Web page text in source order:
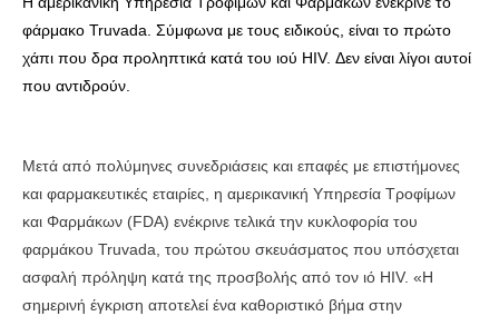
φάρμακο Truvada. Σύμφωνα με τους ειδικούς, είναι το πρώτο
χάπι που δρα προληπτικά κατά του ιού HIV. Δεν είναι λίγοι αυτοί
που αντιδρούν.
Μετά από πολύμηνες συνεδριάσεις και επαφές με επιστήμονες
και φαρμακευτικές εταιρίες, η αμερικανική Υπηρεσία Τροφίμων
και Φαρμάκων (FDA) ενέκρινε τελικά την κυκλοφορία του
φαρμάκου Truvada, του πρώτου σκευάσματος που υπόσχεται
ασφαλή πρόληψη κατά της προσβολής από τον ιό HIV. «Η
σημερινή έγκριση αποτελεί ένα καθοριστικό βήμα στην